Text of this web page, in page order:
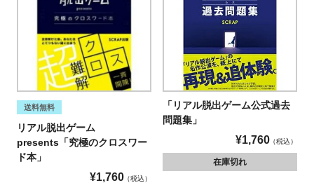
送料無料
リアル脱出ゲーム
presents「究極のクロスワー
ド本」
¥1,760 税込
「リアル脱出ゲーム公式過去
問題集」
¥1,760 税込
在庫切れ